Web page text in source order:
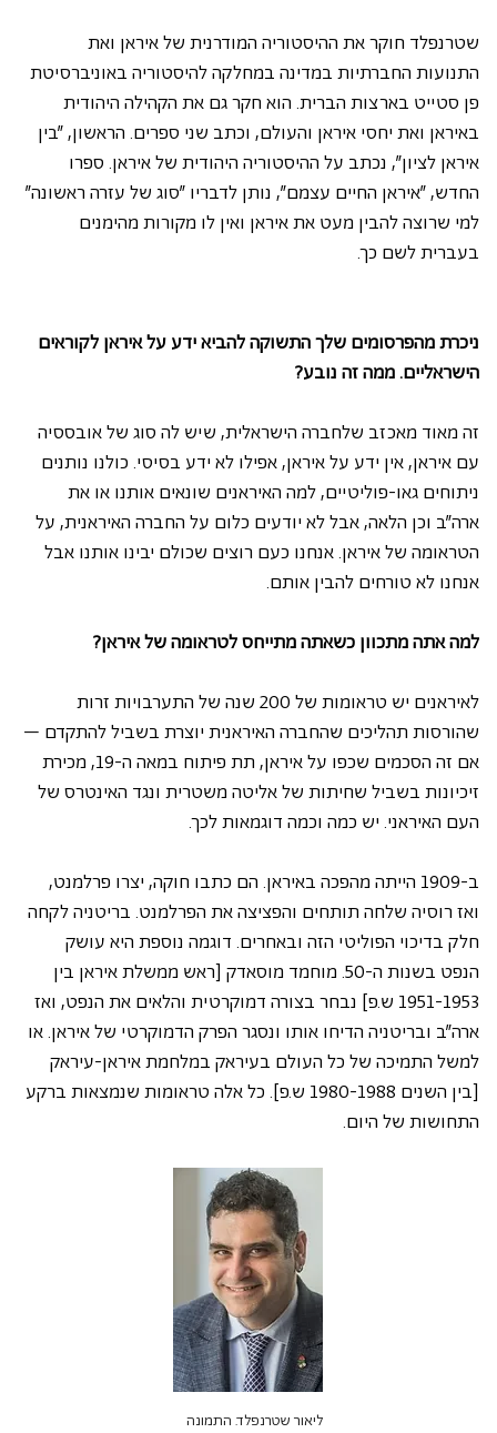
שטרנפלד חוקר את ההיסטוריה המודרנית של איראן ואת
התנועות החברתיות במדינה במחלקה להיסטוריה באוניברסיטת
פן סטייט בארצות הברית. הוא חקר גם את הקהילה היהודית
באיראן ואת יחסי איראן והעולם, וכתב שני ספרים. הראשון, "בין
איראן לציון", נכתב על ההיסטוריה היהודית של איראן. ספרו
החדש, "איראן החיים עצמם", נותן לדבריו "סוג של עזרה ראשונה"
למי שרוצה להבין מעט את איראן ואין לו מקורות מהימנים
בעברית לשם כך.
ניכרת מהפרסומים שלך התשוקה להביא ידע על איראן לקוראים
הישראליים. ממה זה נובע?
זה מאוד מאכזב שלחברה הישראלית, שיש לה סוג של אובססיה
עם איראן, אין ידע על איראן, אפילו לא ידע בסיסי. כולנו נותנים
ניתוחים גאו-פוליטיים, למה האיראנים שונאים אותנו או את
ארה"ב וכן הלאה, אבל לא יודעים כלום על החברה האיראנית, על
הטראומה של איראן. אנחנו כעם רוצים שכולם יבינו אותנו אבל
אנחנו לא טורחים להבין אותם.
למה אתה מתכוון כשאתה מתייחס לטראומה של איראן?
לאיראנים יש טראומות של 200 שנה של התערבויות זרות
שהורסות תהליכים שהחברה האיראנית יוצרת בשביל להתקדם –
אם זה הסכמים שכפו על איראן, תת פיתוח במאה ה-19, מכירת
זיכיונות בשביל שחיתות של אליטה משטרית ונגד האינטרס של
העם האיראני. יש כמה וכמה דוגמאות לכך.
ב-1909 הייתה מהפכה באיראן. הם כתבו חוקה, יצרו פרלמנט,
ואז רוסיה שלחה תותחים והפציצה את הפרלמנט. בריטניה לקחה
חלק בדיכוי הפוליטי הזה ובאחרים. דוגמה נוספת היא עושק
הנפט בשנות ה-50. מוחמד מוסאדק [ראש ממשלת איראן בין
1951-1953 ש.פ] נבחר בצורה דמוקרטית והלאים את הנפט, ואז
ארה"ב ובריטניה הדיחו אותו ונסגר הפרק הדמוקרטי של איראן. או
למשל התמיכה של כל העולם בעיראק במלחמת איראן-עיראק
[בין השנים 1980-1988 ש.פ]. כל אלה טראומות שנמצאות ברקע
התחושות של היום.
ליאור שטרנפלד. התמונה